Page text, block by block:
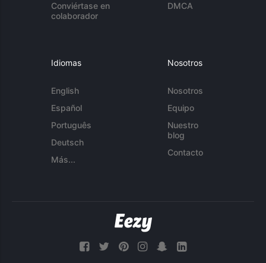
Conviértase en
colaborador
DMCA
Idiomas
English
Español
Português
Deutsch
Más...
Nosotros
Nosotros
Equipo
Nuestro
blog
Contacto